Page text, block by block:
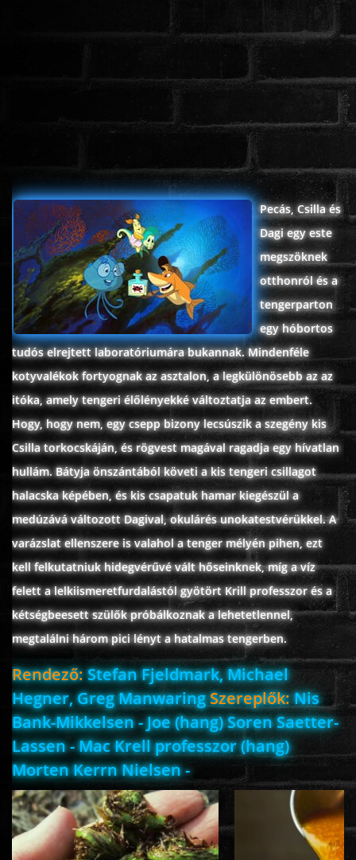
DOKUMENTUMFILMEK
ÉLŐ ADÁSOK (LIVE)
SOROZAT
KARÁCSONYI FILMEK
PC-GAME
www.onlinefilmvilag2.eu,Copyright © 2017-2026 Az oldal nem tárol
semmilyen jogsértő tartalmat. Minden adat külső forrásból származik |
Frissítve: 2026.07.27|Fel ↑
Pecás, Csilla és
Dagi egy este
megszöknek
otthonról és a
tengerparton
egy hóbortos
tudós elrejtett laboratóriumára bukannak. Mindenféle
kotyvalékok fortyognak az asztalon, a legkülönösebb az az
itóka, amely tengeri élőlényekké változtatja az embert.
Hogy, hogy nem, egy csepp bizony lecsúszik a szegény kis
Csilla torkocskáján, és rögvest magával ragadja egy hívatlan
hullám. Bátyja önszántából követi a kis tengeri csillagot
halacska képében, és kis csapatuk hamar kiegészül a
medúzává változott Dagival, okulárés unokatestvérükkel. A
varázslat ellenszere is valahol a tenger mélyén pihen, ezt
kell felkutatniuk hidegvérűvé vált hőseinknek, míg a víz
felett a lelkiismeretfurdalástól gyötört Krill professzor és a
kétségbeesett szülők próbálkoznak a lehetetlennel,
megtalálni három pici lényt a hatalmas tengerben.
Rendező:Stefan Fjeldmark, Michael
Hegner, Greg ManwaringSzereplők:Nis
Bank-Mikkelsen - Joe (hang) Soren Saetter-
Lassen - Mac Krell professzor (hang)
Morten Kerrn Nielsen -